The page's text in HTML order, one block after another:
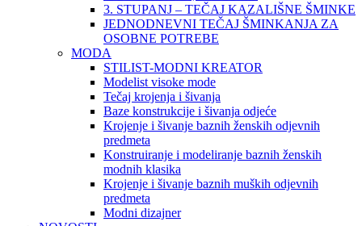
3. STUPANJ – TEČAJ KAZALIŠNE ŠMINKE
JEDNODNEVNI TEČAJ ŠMINKANJA ZA
OSOBNE POTREBE
MODA
STILIST-MODNI KREATOR
Modelist visoke mode
Tečaj krojenja i šivanja
Baze konstrukcije i šivanja odjeće
Krojenje i šivanje baznih ženskih odjevnih
predmeta
Konstruiranje i modeliranje baznih ženskih
modnih klasika
Krojenje i šivanje baznih muških odjevnih
predmeta
Modni dizajner